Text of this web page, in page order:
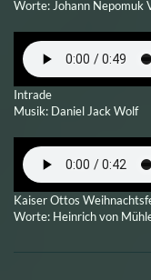
Worte: Johann Nepomuk
Intrade
Musik: Daniel Jack Wolf
Kaiser Ottos
Worte: Heinrich von